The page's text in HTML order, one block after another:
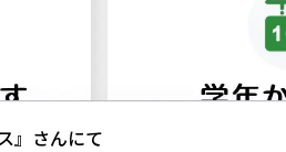
』さんにて